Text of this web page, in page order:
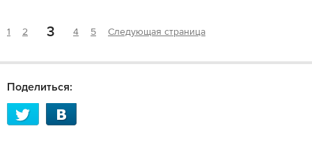
1 2 3 4 5 Следующая страница
Поделиться: